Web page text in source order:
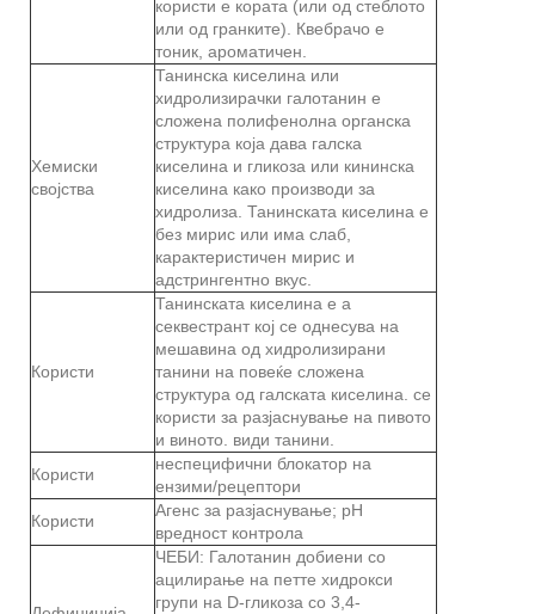
користи е кората (или од стеблото
или од гранките). Квебрачо е
тоник, ароматичен.
Хемиски
својства
Танинска киселина или
хидролизирачки галотанин е
сложена полифенолна органска
структура која дава галска
киселина и гликоза или кининска
киселина како производи за
хидролиза. Танинската киселина е
без мирис или има слаб,
карактеристичен мирис и
адстрингентно вкус.
Користи
Танинската киселина е а
секвестрант кој се однесува на
мешавина од хидролизирани
танини на повеќе сложена
структура од галската киселина. се
користи за разјаснување на пивото
и виното. види танини.
Користи
неспецифични блокатор на
ензими/рецептори
Користи
Агенс за разјаснување; pH
вредност контрола
ЧЕБИ: Галотанин добиени со
ацилирање на петте хидрокси
групи на D-гликоза со 3,4-